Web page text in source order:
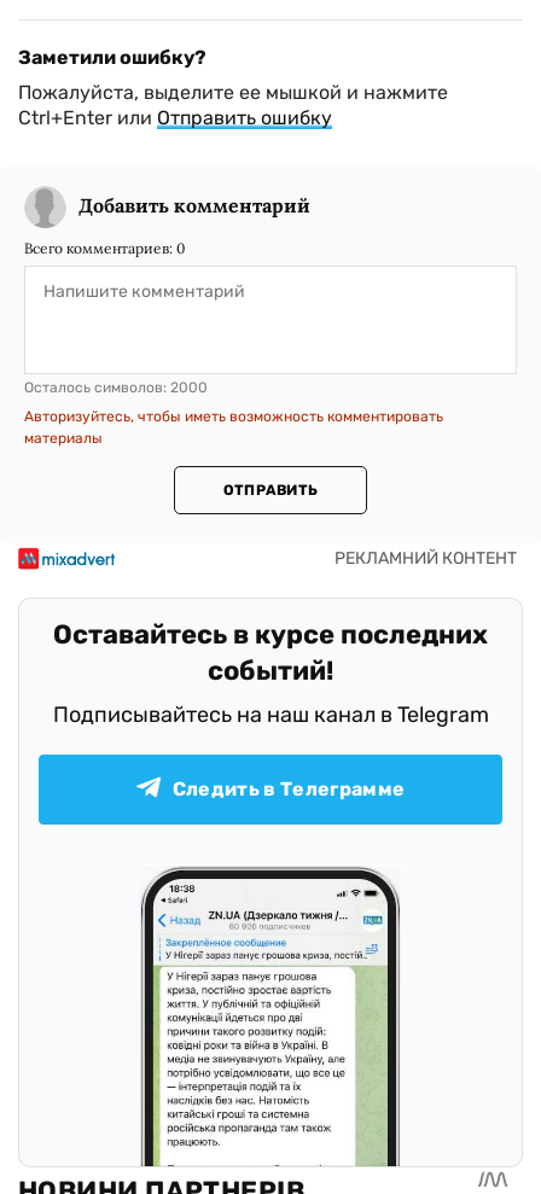
Заметили ошибку?
Пожалуйста, выделите ее мышкой и нажмите
Ctrl+Enter или Отправить ошибку
Добавить комментарий
Всего комментариев: 0
Осталось символов: 2000
Авторизуйтесь, чтобы иметь возможность комментировать
материалы
ОТПРАВИТЬ
Оставайтесь в курсе последних
событий!
Подписывайтесь на наш канал в Telegram
Следить в Телеграмме